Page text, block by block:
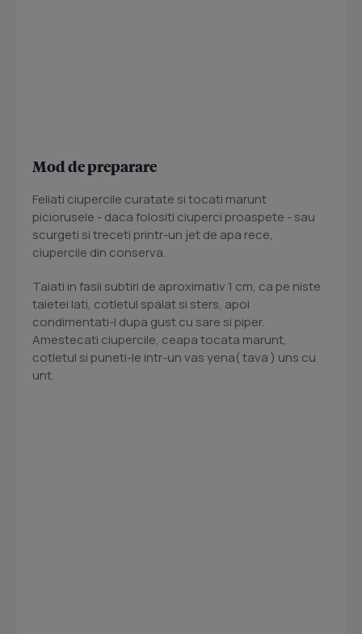
Mod de preparare
Feliati ciupercile curatate si tocati marunt
piciorusele - daca folositi ciuperci proaspete - sau
scurgeti si treceti printr-un jet de apa rece,
ciupercile din conserva.
Taiati in fasii subtiri de aproximativ 1 cm, ca pe niste
taietei lati, cotletul spalat si sters, apoi
condimentati-l dupa gust cu sare si piper.
Amestecati ciupercile, ceapa tocata marunt,
cotletul si puneti-le intr-un vas yena( tava ) uns cu
unt.